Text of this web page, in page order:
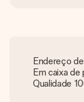
Endereço
Em caixa
Qualidade